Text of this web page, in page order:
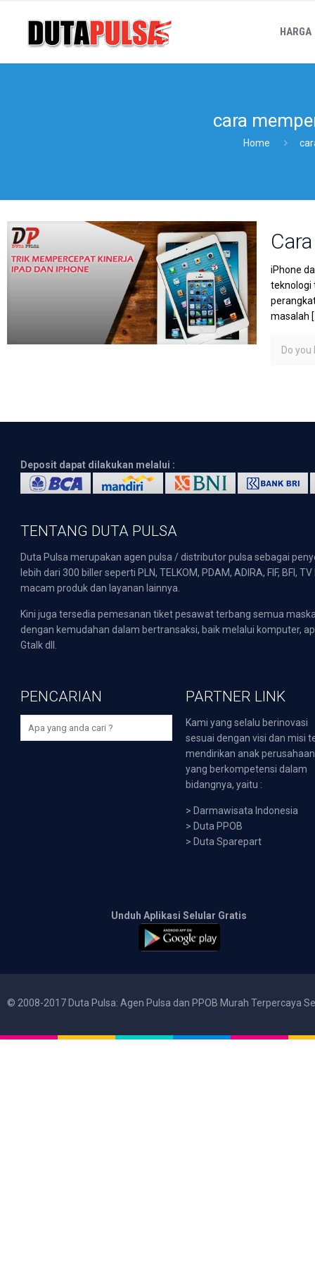
HARGA
cara
Home
iPhone
teknologi
masalah
Do you
Deposit dapat dilakukan melalui :
TENTANG DUTA PULSA
Duta Pulsa merupakan agen pulsa / distributor pulsa sebagai
lebih dari 300 biller seperti PLN, TELKOM, PDAM, ADIRA, FIF,
macam produk dan layanan lainnya.
Kini juga tersedia pemesanan tiket pesawat terbang semua
dengan kemudahan dalam bertransaksi, baik melalui komputer,
Gtalk dll.
PENCARIAN PARTNER LINK
Kami yang selalu berinovasi
sesuai dengan visi dan misi
mendirikan anak perusahaan
yang berkompetensi dalam
bidangnya, yaitu :
> Darmawisata Indonesia
> Duta PPOB
> Duta Sparepart
Unduh Aplikasi Selular Gratis
© 2008-2017 Duta Pulsa: Agen Pulsa dan PPOB Murah Terpercaya